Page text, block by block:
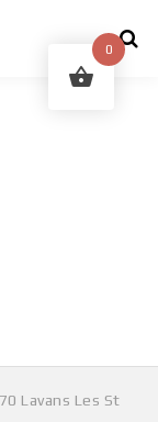
Lavans Les St
0